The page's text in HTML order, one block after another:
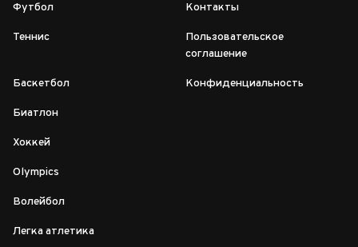
Футбол
Теннис
Баскетбол
Биатлон
Хоккей
Olympics
Волейбол
Легка атлетика
Контакты
Пользовательское
соглашение
Конфиденциальность